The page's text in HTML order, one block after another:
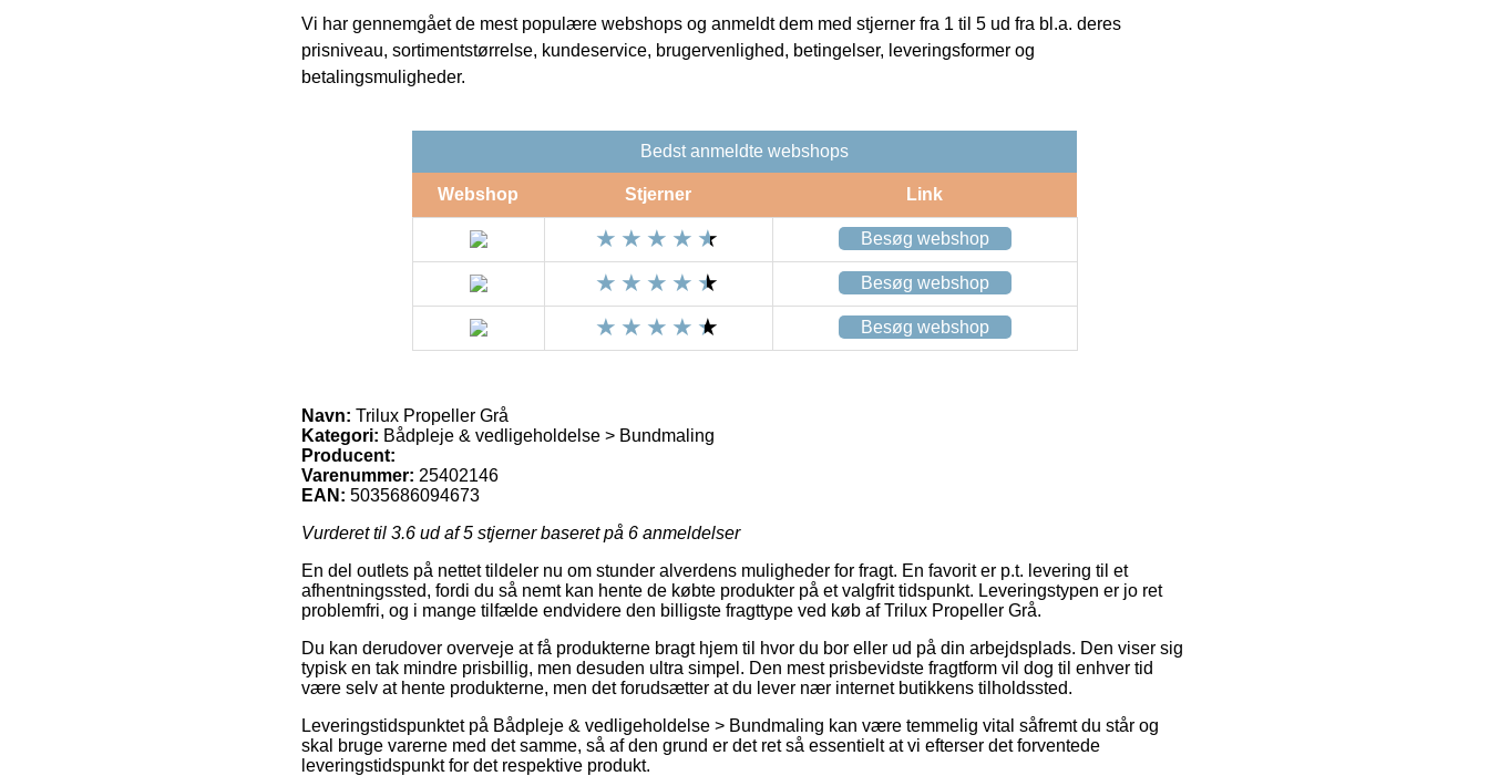
Vi har gennemgået de mest populære webshops og anmeldt dem med stjerner fra 1 til 5 ud fra bl.a. deres
prisniveau, sortimentstørrelse, kundeservice, brugervenlighed, betingelser, leveringsformer og
betalingsmuligheder.
Bedst anmeldte webshops
Webshop Stjerner Link
Besøg webshop
Besøg webshop
Besøg webshop
Navn: Trilux Propeller Grå
Kategori: Bådpleje & vedligeholdelse > Bundmaling
Producent:
Varenummer: 25402146
EAN: 5035686094673
Vurderet til 3.6 ud af 5 stjerner baseret på 6 anmeldelser
En del outlets på nettet tildeler nu om stunder alverdens muligheder for fragt. En favorit er p.t. levering til et
afhentningssted, fordi du så nemt kan hente de købte produkter på et valgfrit tidspunkt. Leveringstypen er jo ret
problemfri, og i mange tilfælde endvidere den billigste fragttype ved køb af Trilux Propeller Grå.
Du kan derudover overveje at få produkterne bragt hjem til hvor du bor eller ud på din arbejdsplads. Den viser sig
typisk en tak mindre prisbillig, men desuden ultra simpel. Den mest prisbevidste fragtform vil dog til enhver tid
være selv at hente produkterne, men det forudsætter at du lever nær internet butikkens tilholdssted.
Leveringstidspunktet på Bådpleje & vedligeholdelse > Bundmaling kan være temmelig vital såfremt du står og
skal bruge varerne med det samme, så af den grund er det ret så essentielt at vi efterser det forventede
leveringstidspunkt for det respektive produkt.